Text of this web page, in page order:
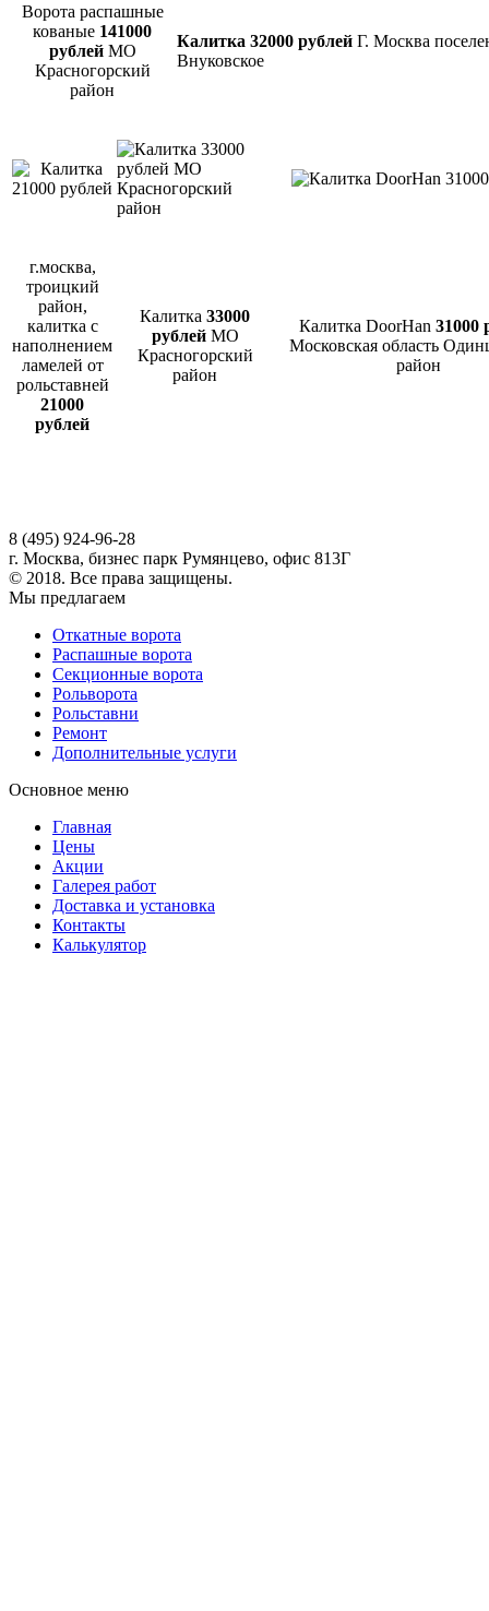
Ворота распашные
кованые 141000
рублейМО
Красногорский
район
Калитка 32000 рублей Г. Москва
Внуковское
г.москва,
троицкий
район,
калитка с
наполнением
ламелей от
рольставней
21000
рублей
Калитка 33000
рублейМО
Красногорский
район
Калитка DoorHan 31000
Московская область
район
8 (495) 924-96-28
г. Москва, бизнес парк Румянцево, офис 813Г
© 2018. Все права защищены.
Мы предлагаем
Откатные ворота
Распашные ворота
Секционные ворота
Рольворота
Рольставни
Ремонт
Дополнительные услуги
Основное меню
Главная
Цены
Акции
Галерея работ
Доставка и установка
Контакты
Калькулятор